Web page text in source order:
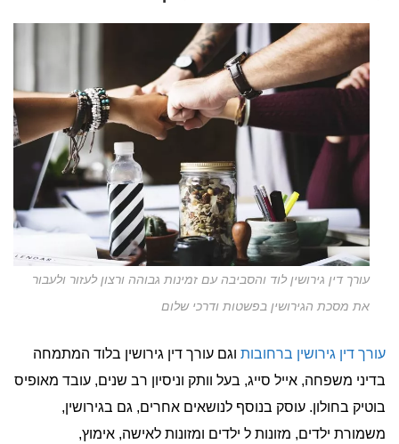
עורך דין גירושין לוד והסביבה עם זמינות גבוהה ורצון לעזור ולעבור
את מסכת הגירושין בפשטות ודרכי שלום
עורך דין גירושין ברחובות וגם עורך דין גירושין בלוד המתמחה
בדיני משפחה, אייל סייג, בעל וותק וניסיון רב שנים, עובד מאופיס
בוטיק בחולון. עוסק בנוסף לנושאים אחרים, גם בגירושין,
משמורת ילדים, מזונות ל ילדים ומזונות לאישה, אימוץ,